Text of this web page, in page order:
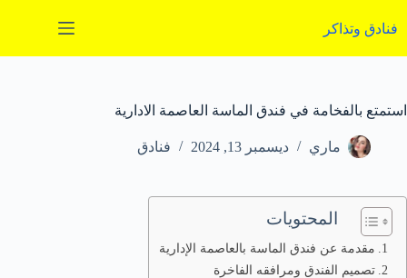
إلى
المحتوى
فنادق وتذاكر
استمتع بالفخامة في فندق الماسة العاصمة الادارية
ماري ديسمبر 13, 2024 فنادق
المحتويات
مقدمة عن فندق الماسة بالعاصمة الإدارية
تصميم الفندق ومرافقه الفاخرة